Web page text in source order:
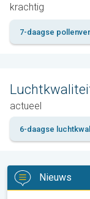
krachtig
7-daagse
actueel
6-daagse
Nieuws